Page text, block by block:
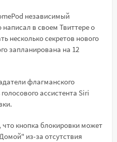
независимый
в своем Твиттере о
несколько секретов нового
запланирована на 12
флагманского
ассистента Siri
кнопка блокировки может
из-за отсутствия